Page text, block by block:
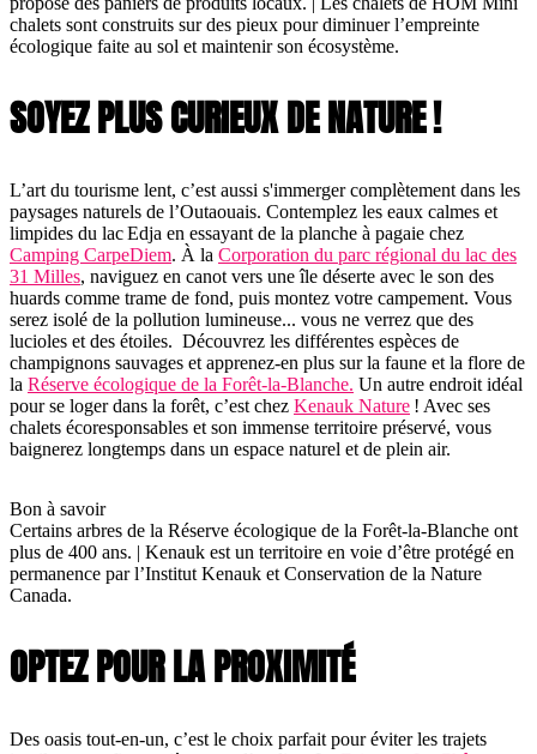
chalets sont construits sur des pieux pour diminuer l’empreinte
écologique faite au sol et maintenir son écosystème.
SOYEZ PLUS CURIEUX DE NATURE !
L’art du tourisme lent, c’est aussi s'immerger complètement dans les
paysages naturels de l’Outaouais. Contemplez les eaux calmes et
limpides du lac Edja en essayant de la planche à pagaie chez
Camping CarpeDiem. À la Corporation du parc régional du lac des
31 Milles, naviguez en canot vers une île déserte avec le son des
huards comme trame de fond, puis montez votre campement. Vous
serez isolé de la pollution lumineuse... vous ne verrez que des
lucioles et des étoiles. Découvrez les différentes espèces de
champignons sauvages et apprenez-en plus sur la faune et la flore de
la Réserve écologique de la Forêt-la-Blanche. Un autre endroit idéal
pour se loger dans la forêt, c’est chez Kenauk Nature ! Avec ses
chalets écoresponsables et son immense territoire préservé, vous
baignerez longtemps dans un espace naturel et de plein air.
Bon à savoir
Certains arbres de la Réserve écologique de la Forêt-la-Blanche ont
plus de 400 ans. | Kenauk est un territoire en voie d’être protégé en
permanence par l’Institut Kenauk et Conservation de la Nature
Canada.
OPTEZ POUR LA PROXIMITÉ
Des oasis tout-en-un, c’est le choix parfait pour éviter les trajets